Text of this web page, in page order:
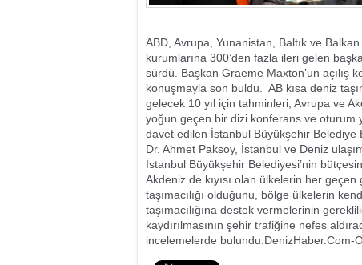
ABD, Avrupa, Yunanistan, Baltık ve
kurumlarına 300’den fazla ileri gelen
sürdü. Başkan Graeme Maxton’un açılış
konuşmayla son buldu. ‘AB kısa deniz
gelecek 10 yıl için tahminleri, Avrupa ve
yoğun geçen bir dizi konferans ve oturum
davet edilen İstanbul Büyükşehir Belediye
Dr. Ahmet Paksoy, İstanbul ve Deniz
İstanbul Büyükşehir Belediyesi’nin
Akdeniz de kıyısı olan ülkelerin her
taşımacılığı olduğunu, bölge ülkelerin
taşımacılığına destek vermelerinin
kaydırılmasının şehir trafiğine nefes
incelemelerde bulundu. DenizHaber.Com-